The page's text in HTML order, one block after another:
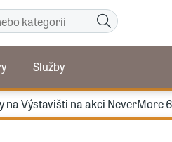
na Výstavišti na akci NeverMore
Služby